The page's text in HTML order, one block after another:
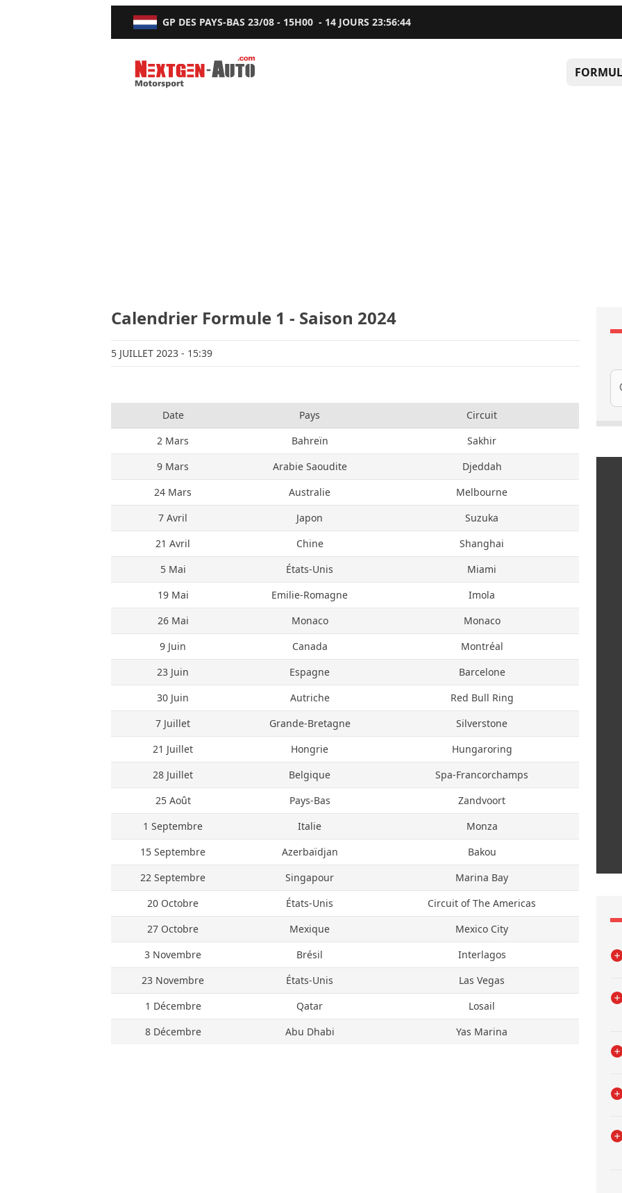
GP DES PAYS-BAS 23/08 - 15H00 - 14 JOURS23:56:44
Nextgen-Auto.com
Calendrier Formule 1 - Saison 2024
5 JUILLET 2023 - 15:39
Date Pays
Circuit
2 Mars
Bahreïn
Sakhir
9 Mars
Arabie Saoudite
Djeddah
24 Mars
Australie
Melbourne
7 Avril
Japon
Suzuka
21 Avril
Chine
Shanghai
5 Mai
États-Unis
Miami
19 Mai
Emilie-Romagne
Imola
26 Mai
Monaco
Monaco
9 Juin
Canada
Montréal
23 Juin
Espagne
Barcelone
30 Juin
Autriche
Red Bull Ring
7 Juillet
Grande-Bretagne
Silverstone
21 Juillet
Hongrie
Hungaroring
28 Juillet
Belgique
Spa-Francorchamps
25 Août
Pays-Bas
Zandvoort
1 Septembre
Italie
Monza
15 Septembre
Azerbaïdjan
Bakou
22 Septembre
Singapour
Marina Bay
20 Octobre
États-Unis
Circuit of The Americas
27 Octobre
Mexique
Mexico City
3 Novembre
Brésil
Interlagos
23 Novembre
États-Unis
Las Vegas
1 Décembre
Qatar
Losail
8 Décembre
Abu Dhabi Yas Marina